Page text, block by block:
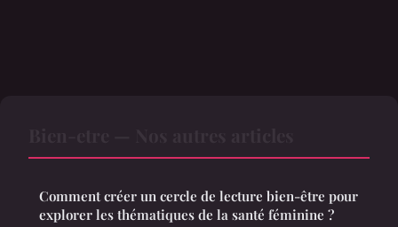
Comment créer un cercle de lecture bien-être pour
explorer les thématiques de la santé féminine ?